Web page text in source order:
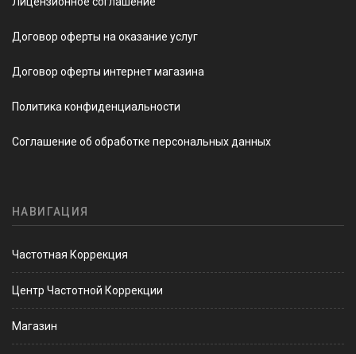
Договор оферты на оказание услуг
Договор оферты интернет магазина
Политика конфиденциальности
Соглашение об обработке персональных данных
НАВИГАЦИЯ
Частотная Коррекция
Центр Частотной Коррекции
Магазин